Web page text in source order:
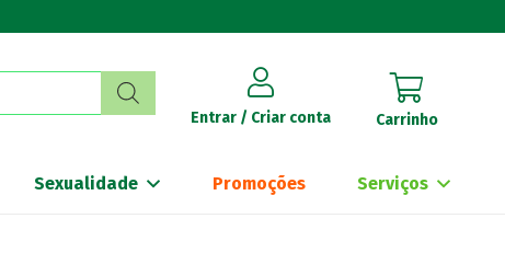
Entrar / Criar conta Carrinho
Sexualidade Promoções Serviços